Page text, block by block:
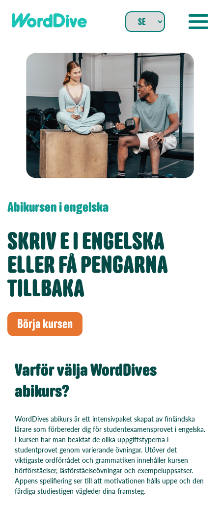
content
Abikursen i engelska
SKRIV E I ENGELSKA
ELLER FÅ PENGARNA
TILLBAKA
Börja kursen
Varför välja WordDives
abikurs?
WordDives abikurs är ett intensivpaket skapat av finländska
lärare som förbereder dig för studentexamensprovet i engelska.
I kursen har man beaktat de olika uppgiftstyperna i
studentprovet genom varierande övningar. Utöver det
viktigaste ordförrådet och grammatiken innehåller kursen
hörförståelser, läsförståelseövningar och exempeluppsatser.
Appens spelifiering ser till att motivationen hålls uppe och den
färdiga studiestigen vägleder dina framsteg.